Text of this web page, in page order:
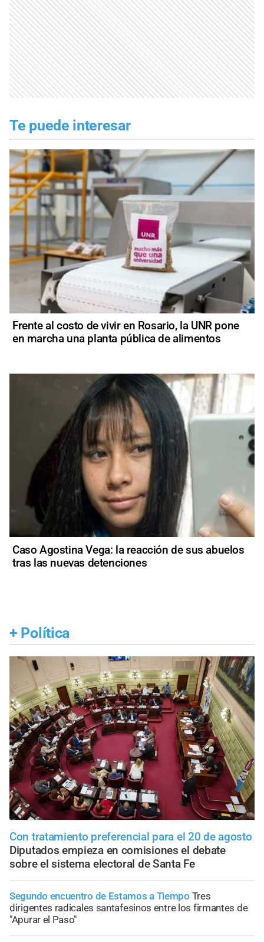
Te puede interesar
Frente al costo de vivir en Rosario, la UNR pone
en marcha una planta pública de alimentos
Caso Agostina Vega: la reacción de sus abuelos
tras las nuevas detenciones
+ Política
Con tratamiento preferencial para el 20 de agosto
Diputados empieza en comisiones el debate
sobre el sistema electoral de Santa Fe
Segundo encuentro de Estamos a Tiempo Tres
dirigentes radicales santafesinos entre los firmantes de
"Apurar el Paso"